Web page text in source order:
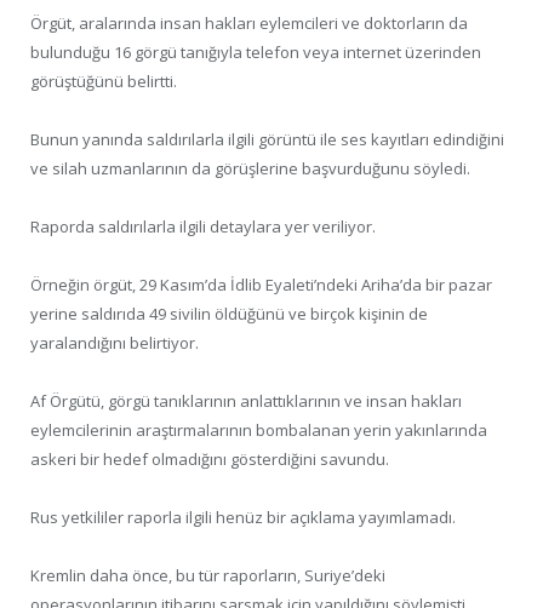
Örgüt, aralarında insan hakları eylemcileri ve doktorların da
bulunduğu 16 görgü tanığıyla telefon veya internet üzerinden
görüştüğünü belirtti.
Bunun yanında saldırılarla ilgili görüntü ile ses kayıtları edindiğini
ve silah uzmanlarının da görüşlerine başvurduğunu söyledi.
Raporda saldırılarla ilgili detaylara yer veriliyor.
Örneğin örgüt, 29 Kasım’da İdlib Eyaleti’ndeki Ariha’da bir pazar
yerine saldırıda 49 sivilin öldüğünü ve birçok kişinin de
yaralandığını belirtiyor.
Af Örgütü, görgü tanıklarının anlattıklarının ve insan hakları
eylemcilerinin araştırmalarının bombalanan yerin yakınlarında
askeri bir hedef olmadığını gösterdiğini savundu.
Rus yetkililer raporla ilgili henüz bir açıklama yayımlamadı.
Kremlin daha önce, bu tür raporların, Suriye’deki